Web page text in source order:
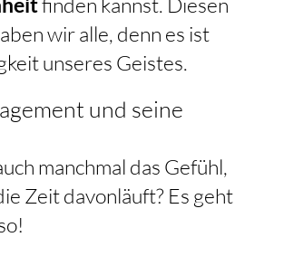
wir alle, denn es ist
unseres Geistes.
und seine
manchmal das Gefühl,
Zeit davonläuft? Es geht